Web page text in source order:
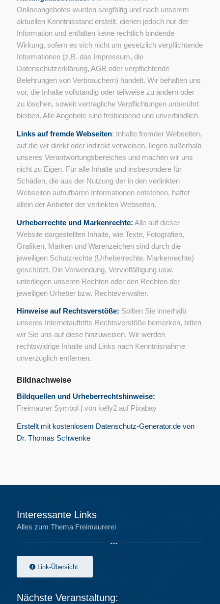
Onlineangebotes wurden sorgfältig und nach unserem
aktuellen Kenntnisstand erstellt, dienen jedoch nur der
Information und entfalten keine rechtlich bindende
Wirkung, sofern es sich nicht um gesetzlich verpflichtende
Informationen (z.B. das Impressum, die
Datenschutzerklärung, AGB oder verpflichtende
Belehrungen von Verbrauchern) handelt. Wir behalten uns
vor, die Inhalte vollständig oder teilweise zu ändern oder
zu löschen, soweit vertragliche Verpflichtungen unberührt
bleiben. Alle Angebote sind freibleibend und unverbindlich.
Links auf fremde Webseiten: Inhalte fremder Webseiten,
auf die wir direkt oder indirekt verweisen, liegen außerhalb
unseres Verantwortungsbereiches und machen wir uns
nicht zu Eigen. Für alle Inhalte und insbesondere für
Schäden, die aus der Nutzung der in den verlinkten
Webseiten aufrufbaren Informationen entstehen, haftet
allein der Anbieter der verlinkten Webseiten.
Urheberrechte und Markenrechte: Alle auf dieser
Website dargestellten Inhalte, wie Texte, Fotografien,
Grafiken, Marken und Warenzeichen sind durch die
jeweiligen Schutzrechte (Urheberrechte, Markenrechte)
geschützt. Die Verwendung, Vervielfältigung usw.
unterliegen unseren Rechten oder den Rechten der
jeweiligen Urheber bzw. Rechteverwalter.
Hinweise auf Rechtsverstöße: Sollten Sie innerhalb
unseres Internetauftritts Rechtsverstöße bemerken, bitten
wir Sie uns auf diese hinzuweisen. Wir werden
rechtswidrige Inhalte und Links nach Kenntnisnahme
unverzüglich entfernen.
Bildnachweise
Bildquellen und Urheberrechtshinweise:
Freimaurer Symbol | von kelly2 auf Pixabay
Erstellt mit kostenlosem Datenschutz-Generator.de von
Dr. Thomas Schwenke
Interessante Links
Alles zum Thema Freimaurerei
Link-Übersicht
Nächste Veranstaltung: